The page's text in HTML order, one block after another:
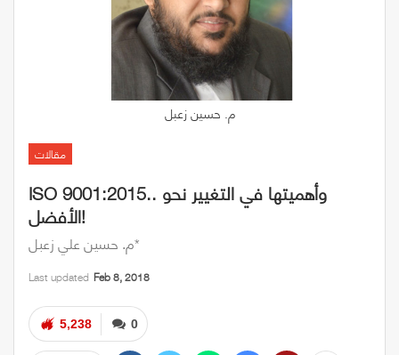
م. حسين زعبل
مقالات
ISO 9001:2015.. وأهميتها في التغيير نحو
الأفضل!
م. حسين علي زعبل*
Last updated Feb 8, 2018
0
5,238